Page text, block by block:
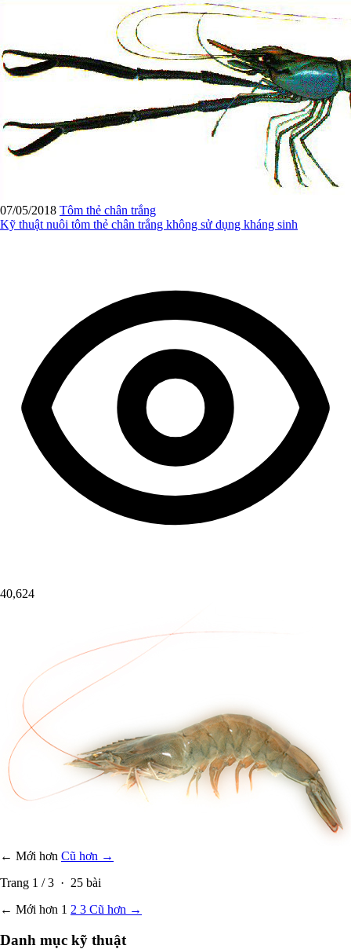
07/05/2018 Tôm thẻ chân trắng
Kỹ thuật nuôi tôm thẻ chân trắng không sử dụng kháng sinh
40,624
← Mới hơn Cũ hơn →
Trang 1 /3 · 25 bài
← Mới hơn 1 2 3 Cũ hơn →
Danh mục kỹ thuật